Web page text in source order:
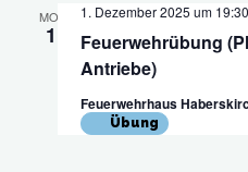
MO.
1
Feuerwehrübung
Antriebe)
1. Dezember 2025 um 19:30
Feuerwehrhaus
Übung